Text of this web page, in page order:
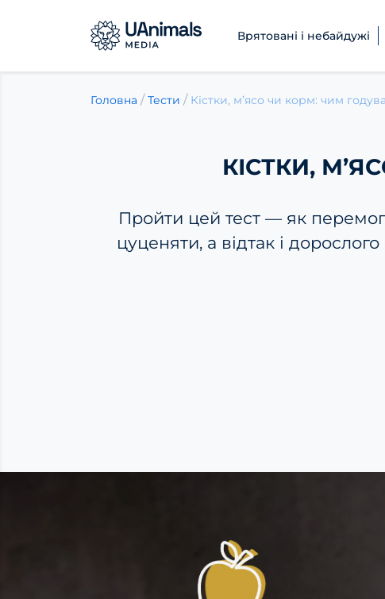
Врятовані і небайдужі
Головна /Тести /
КІСТКИ,
Пройти цей тест — як
цуценяти, а відтак і